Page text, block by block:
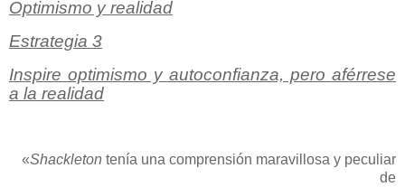
Optimismo y realidad
Estrategia 3
Inspire optimismo y autoconfianza, pero aférrese
a la realidad
«Shackleton tenía una comprensión maravillosa y peculiar
de